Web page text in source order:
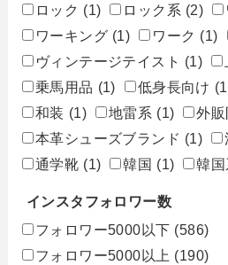
ロック (1) ロック系 (2)
ワーキング (1) ワーク (1)
ヴィンテージテイスト (1)
乗馬用品 (1) 低身長向け
和装 (1) 地雷系 (1) 外販
本革シューズブランド (1)
通学靴 (1) 韓国 (1) 韓国
インスタフォロワー数
フォロワー5000以下 (586)
フォロワー5000以上 (190)